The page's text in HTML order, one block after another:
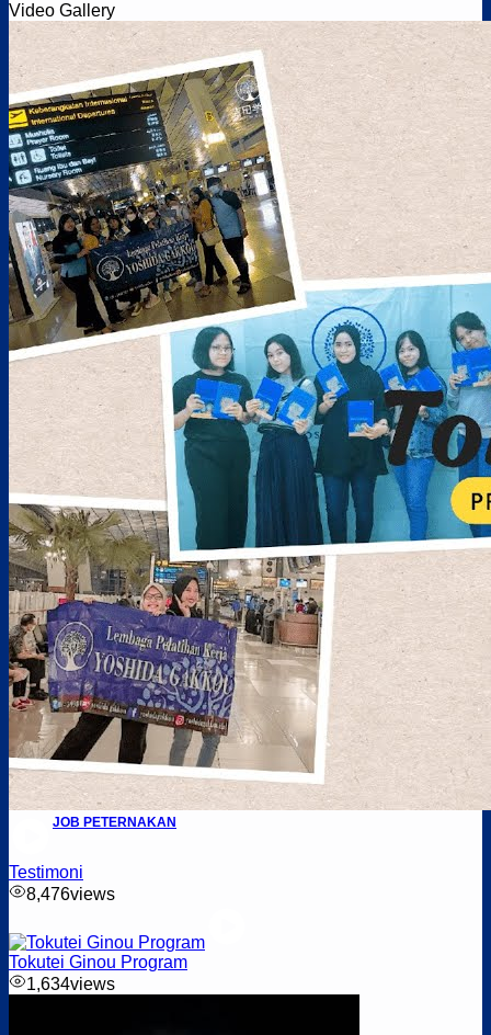
JOB Pengolahan Makanan (Kerang dan Salmon)
JOB PETERNAKAN
Video Gallery
Testimoni
8,476views
Tokutei Ginou Program
1,634views